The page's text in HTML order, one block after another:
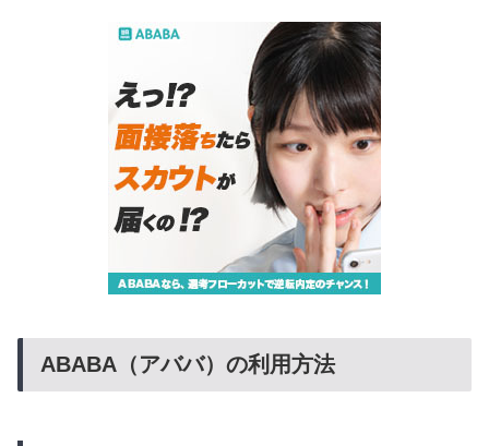
ABABA（アババ）の利用方法